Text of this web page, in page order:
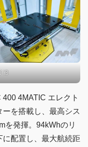
i3
4MATIC エレクト
を搭載し、最高シス
を発揮。94kWhのリ
配置し、最大航続距